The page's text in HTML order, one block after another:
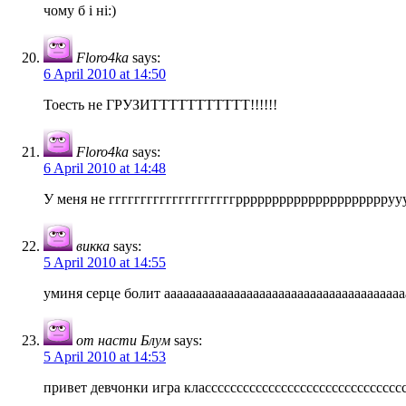
чому б і ні:)
Floro4ka says:
6 April 2010 at 14:50
Тоесть не ГРУЗИТТТТТТТТТТТ!!!!!!
Floro4ka says:
6 April 2010 at 14:48
У меня не
викка says:
5 April 2010 at 14:55
уминя серце болит
от насти Блум says:
5 April 2010 at 14:53
привет девчонки игра